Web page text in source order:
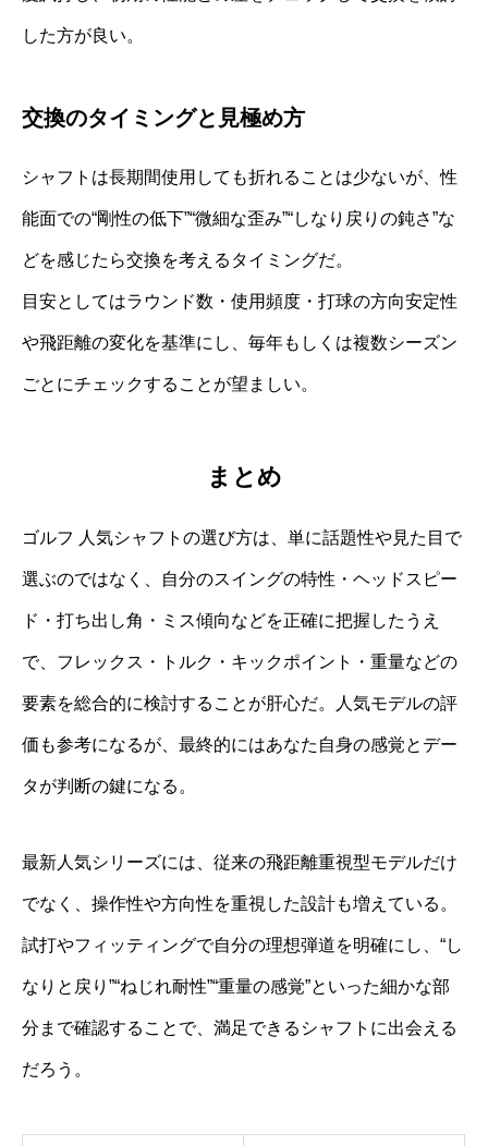
した方が良い。
交換のタイミングと見極め方
シャフトは長期間使用しても折れることは少ないが、性
能面での“剛性の低下”“微細な歪み”“しなり戻りの鈍さ”な
どを感じたら交換を考えるタイミングだ。
目安としてはラウンド数・使用頻度・打球の方向安定性
や飛距離の変化を基準にし、毎年もしくは複数シーズン
ごとにチェックすることが望ましい。
まとめ
ゴルフ 人気シャフトの選び方は、単に話題性や見た目で
選ぶのではなく、自分のスイングの特性・ヘッドスピー
ド・打ち出し角・ミス傾向などを正確に把握したうえ
で、フレックス・トルク・キックポイント・重量などの
要素を総合的に検討することが肝心だ。人気モデルの評
価も参考になるが、最終的にはあなた自身の感覚とデー
タが判断の鍵になる。
最新人気シリーズには、従来の飛距離重視型モデルだけ
でなく、操作性や方向性を重視した設計も増えている。
試打やフィッティングで自分の理想弾道を明確にし、“し
なりと戻り”“ねじれ耐性”“重量の感覚”といった細かな部
分まで確認することで、満足できるシャフトに出会える
だろう。